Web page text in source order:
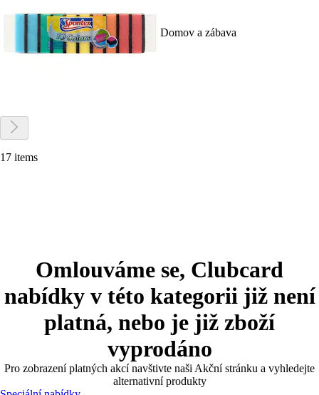
Domov a zábava
17 items
Omlouváme se, Clubcard
nabídky v této kategorii již není
platná, nebo je již zboží
vyprodáno
Pro zobrazení platných akcí navštivte naši Akční stránku a vyhledejte
alternativní produkty